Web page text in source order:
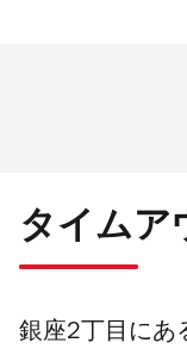
タイムア
銀座2丁目にあ